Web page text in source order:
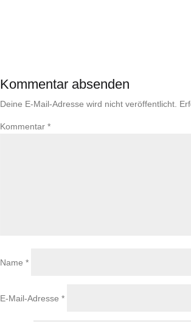
Kommentar absenden
Deine E-Mail-Adresse wird nicht veröffentlicht.
Kommentar*
Name*
E-Mail-Adresse*